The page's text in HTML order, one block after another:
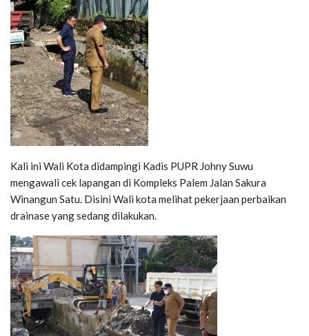
Kali ini Wali Kota didampingi Kadis PUPR Johny Suwu
mengawali cek lapangan di Kompleks Palem Jalan Sakura
Winangun Satu. Disini Wali kota melihat pekerjaan perbaikan
drainase yang sedang dilakukan.